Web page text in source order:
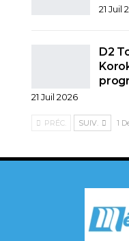
21 Juil
D2
21 Juil 2026
PRÉC. SUIV. 1